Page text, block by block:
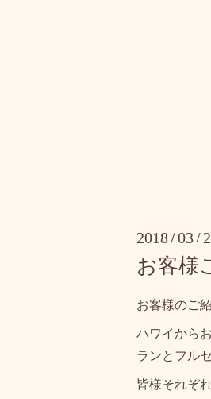
2018 /03 /
お客様
お客様のご
ハワイから
ランとフル
皆様それぞ